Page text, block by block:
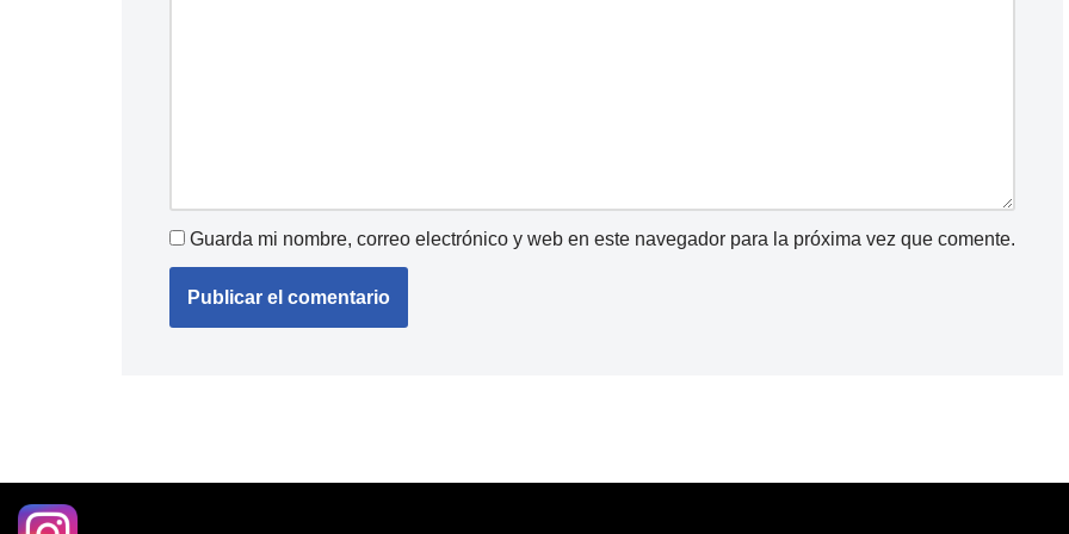
Guarda mi nombre, correo electrónico y web en este navegador para la próxima vez que comente.